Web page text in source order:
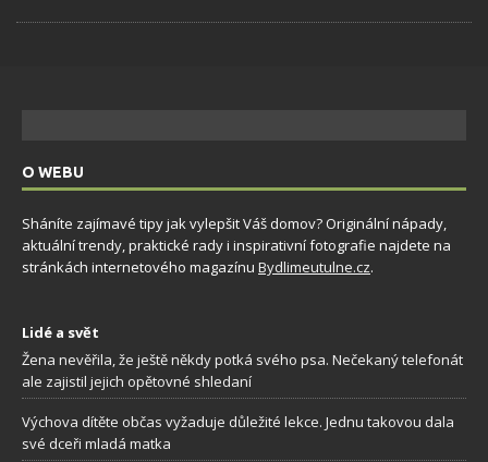
O WEBU
Sháníte zajímavé tipy jak vylepšit Váš domov? Originální nápady,
aktuální trendy, praktické rady i inspirativní fotografie najdete na
stránkách internetového magazínu Bydlimeutulne.cz.
Lidé a svět
Žena nevěřila, že ještě někdy potká svého psa. Nečekaný telefonát
ale zajistil jejich opětovné shledaní
Výchova dítěte občas vyžaduje důležité lekce. Jednu takovou dala
své dceři mladá matka